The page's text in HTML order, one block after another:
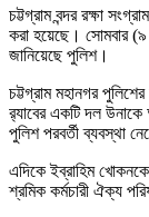
চট্টগ্রাম বন্দর রক্ষা
করা হয়েছে। সোমবার (৯
জানিয়েছে পুলিশ।
চট্টগ্রাম মহানগর
র‌্যাবের একটি দল উনাকে
পুলিশ পরবর্তী ব্যবস্থা
এদিকে ইব্রাহিম খোকনকে
শ্রমিক কর্মচারী ঐক্য